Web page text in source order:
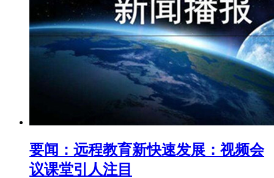
要闻：远程教育新快速发展：视频会
议课堂引人注目